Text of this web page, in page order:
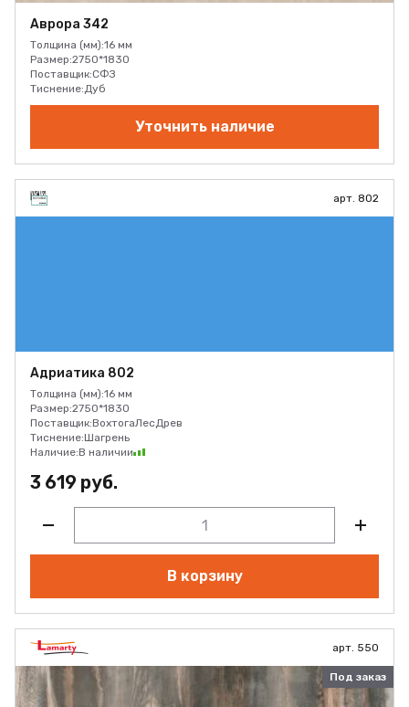
Аврора 342
Толщина (мм):16 мм
Размер:2750*1830
Поставщик:СФЗ
Тиснение:Дуб
Уточнить наличие
арт. 802
Адриатика 802
Толщина (мм):16 мм
Размер:2750*1830
Поставщик:ВохтогаЛесДрев
Тиснение:Шагрень
Наличие:В наличии
3 619 руб.
В корзину
арт. 550
Под заказ